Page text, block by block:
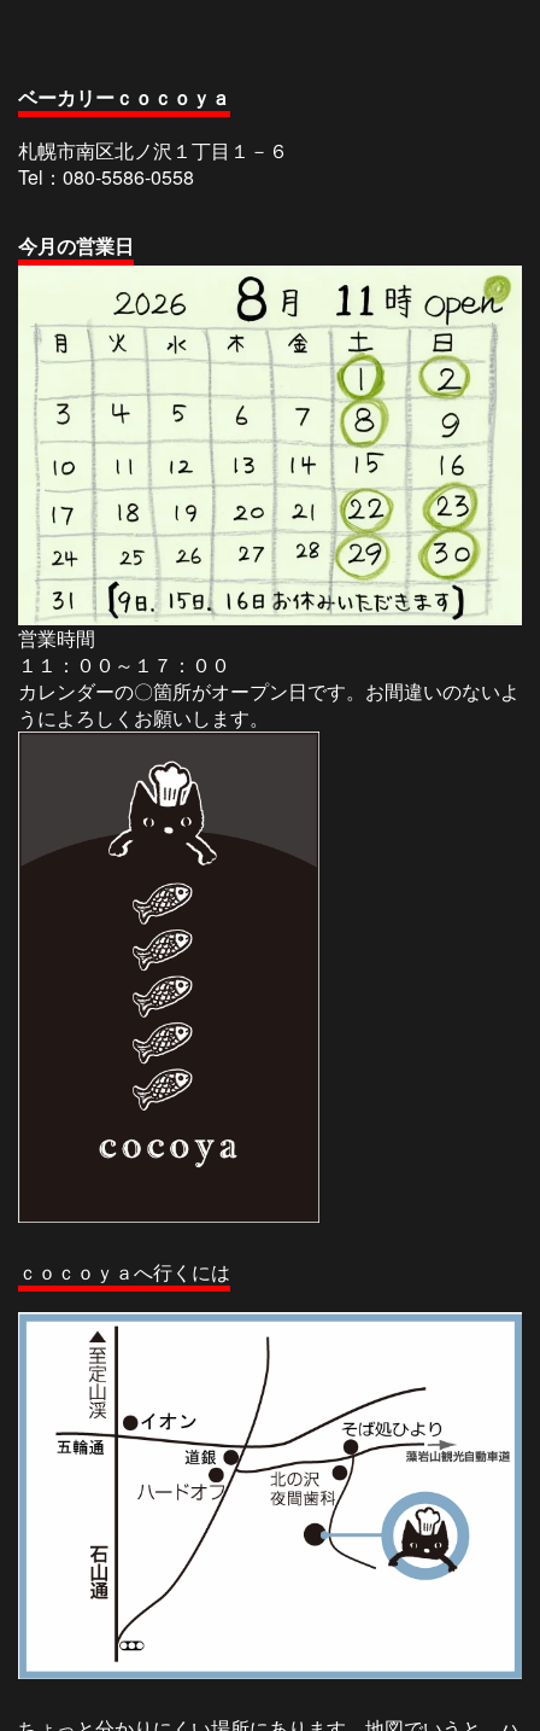
ベーカリーｃｏｃｏｙａ
札幌市南区北ノ沢１丁目１－６
Tel：080-5586-0558
今月の営業日
営業時間
１１：００～１７：００
カレンダーの〇箇所がオープン日です。お間違いのないよ
うによろしくお願いします。
ｃｏｃｏｙａへ行くには